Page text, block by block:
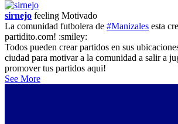
sirnejo feeling Motivado
La comunidad futbolera de #Manizales esta
partidito.com! :smiley:
Todos pueden crear partidos en sus
ciudad para motivar a la comunidad a salir a
promover tus partidos aqui!
See More